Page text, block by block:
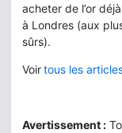
acheter de l’or
à Londres (aux
sûrs).
Voirtous les
Avertissement :